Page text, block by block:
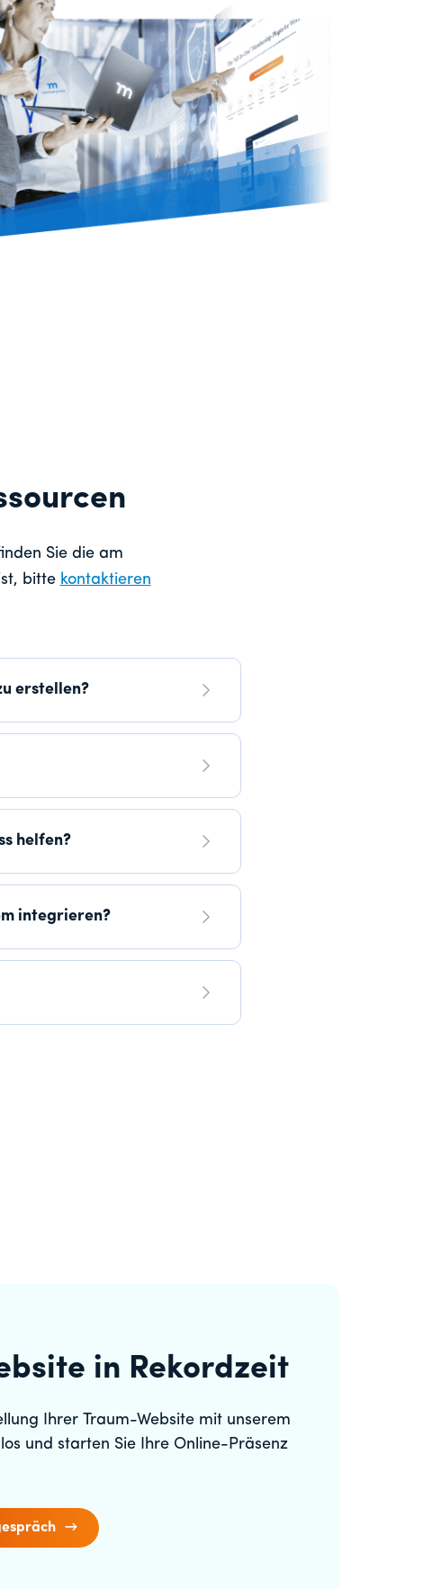
Sie die am
bitte kontaktieren
erstellen?
helfen?
integrieren?
in Rekordzeit
Ihrer Traum-Website mit unserem
und starten Sie Ihre Online-Präsenz